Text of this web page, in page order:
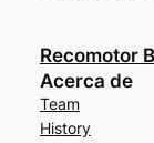
Recomotor
Acerca de
Team
History